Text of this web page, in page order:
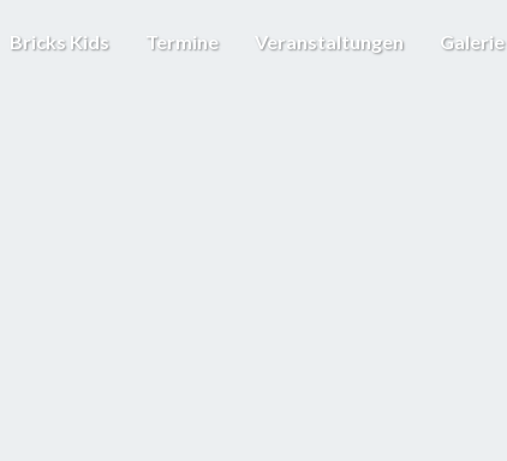
Bricks Kids Termine Veranstaltungen Galerie